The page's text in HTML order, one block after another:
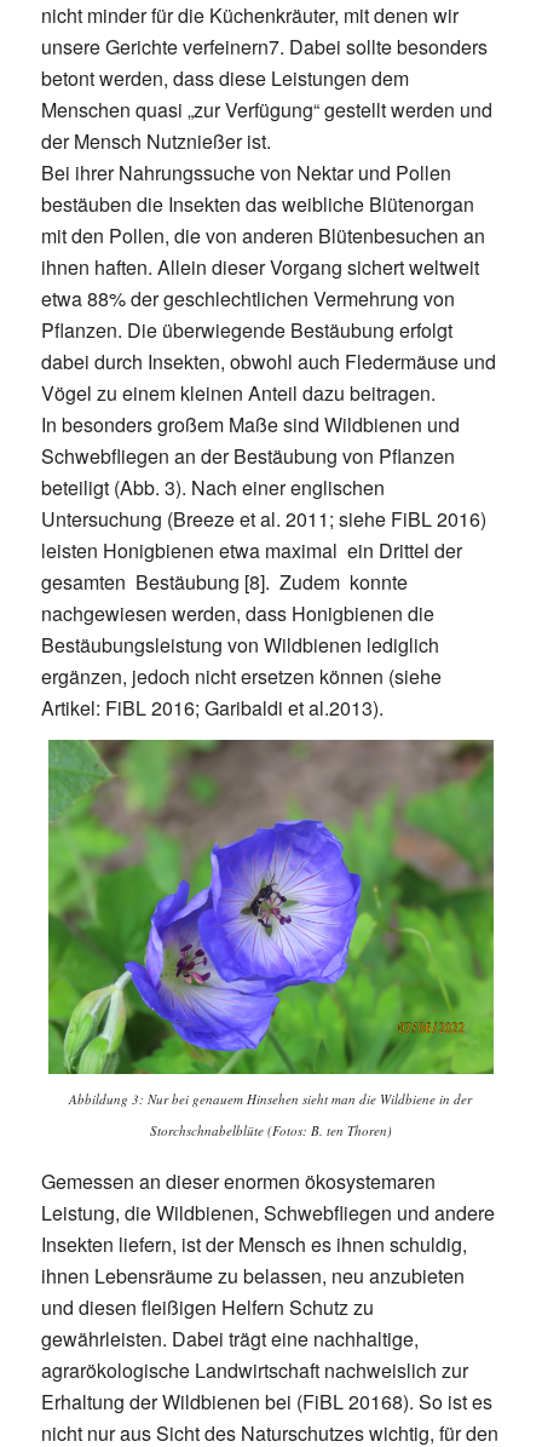
nicht minder für die Küchenkräuter, mit denen wir
unsere Gerichte verfeinern7. Dabei sollte besonders
betont werden, dass diese Leistungen dem
Menschen quasi „zur Verfügung“ gestellt werden und
der Mensch Nutznießer ist.
Bei ihrer Nahrungssuche von Nektar und Pollen
bestäuben die Insekten das weibliche Blütenorgan
mit den Pollen, die von anderen Blütenbesuchen an
ihnen haften. Allein dieser Vorgang sichert weltweit
etwa 88% der geschlechtlichen Vermehrung von
Pflanzen. Die überwiegende Bestäubung erfolgt
dabei durch Insekten, obwohl auch Fledermäuse und
Vögel zu einem kleinen Anteil dazu beitragen.
In besonders großem Maße sind Wildbienen und
Schwebfliegen an der Bestäubung von Pflanzen
beteiligt (Abb. 3). Nach einer englischen
Untersuchung (Breeze et al. 2011; siehe FiBL 2016)
leisten Honigbienen etwa maximal ein Drittel der
gesamten Bestäubung [8]. Zudem konnte
nachgewiesen werden, dass Honigbienen die
Bestäubungsleistung von Wildbienen lediglich
ergänzen, jedoch nicht ersetzen können (siehe
Artikel: FiBL 2016; Garibaldi et al.2013).
Abbildung 3: Nur bei genauem Hinsehen sieht man die Wildbiene in der
Storchschnabelblüte (Fotos: B. ten Thoren)
Gemessen an dieser enormen ökosystemaren
Leistung, die Wildbienen, Schwebfliegen und andere
Insekten liefern, ist der Mensch es ihnen schuldig,
ihnen Lebensräume zu belassen, neu anzubieten
und diesen fleißigen Helfern Schutz zu
gewährleisten. Dabei trägt eine nachhaltige,
agrarökologische Landwirtschaft nachweislich zur
Erhaltung der Wildbienen bei (FiBL 20168). So ist es
nicht nur aus Sicht des Naturschutzes wichtig, für den